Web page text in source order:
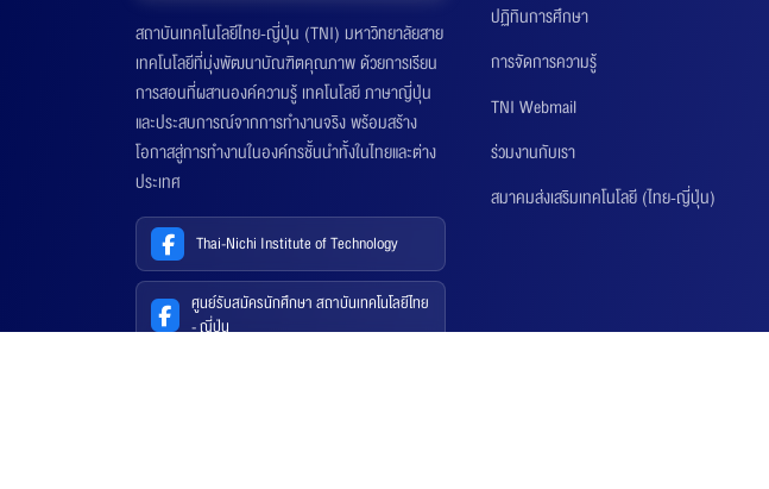
สถาบันเทคโนโลยีไทย-ญี่ปุ่น (TNI) มหาวิทยาลัยสาย
เทคโนโลยีที่มุ่งพัฒนาบัณฑิตคุณภาพ ด้วยการเรียน
การสอนที่ผสานองค์ความรู้ เทคโนโลยี ภาษาญี่ปุ่น
และประสบการณ์จากการทำงานจริง พร้อมสร้าง
โอกาสสู่การทำงานในองค์กรชั้นนำทั้งในไทยและต่าง
ประเทศ
Thai-Nichi Institute of Technology
ศูนย์รับสมัครนักศึกษา สถาบันเทคโนโลยีไทย
- ญี่ปุ่น
ปฏิทินการศึกษา
การจัดการความรู้
TNI Webmail
ร่วมงานกับเรา
สมาคมส่งเสริมเทคโนโลยี (ไทย-ญี่ปุ่น)